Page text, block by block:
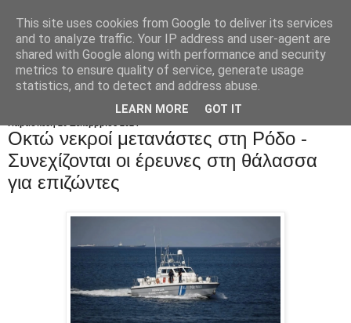
Οκτώ νεκροί μετανάστες στη Pόδο -
Συνεχίζονται οι έρευνες στη θάλασσα
για επιζώντες
This site uses cookies from Google to deliver its services
and to analyze traffic. Your IP address and user-agent are
shared with Google along with performance and security
metrics to ensure quality of service, generate usage
statistics, and to detect and address abuse.
LEARN MORE GOT IT